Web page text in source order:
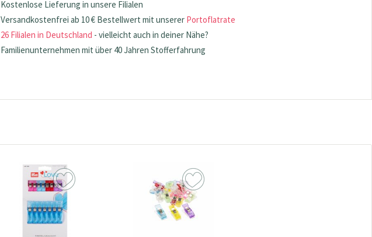
Kostenlose Lieferung in unsere Filialen
Versandkostenfrei ab 10 € Bestellwert mit unserer Portoflatrate
26 Filialen in Deutschland - vielleicht auch in deiner Nähe?
Familienunternehmen mit über 40 Jahren Stofferfahrung